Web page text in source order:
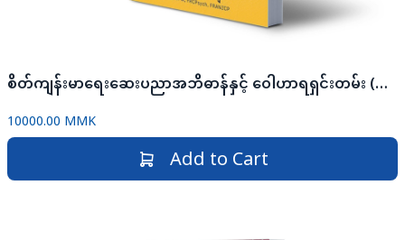
စိတ်ကျန်းမာရေးဆေးပညာအဘိဓာန်နှင့် ဝေါဟာရရှင်းတမ်း (အင်္ဂလိပ် - မြန်မာ)
10000.00 MMK
Add to Cart